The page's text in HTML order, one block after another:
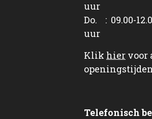
uur
Do. : 09.00-
uur
Klik hier voor
Telefonisch